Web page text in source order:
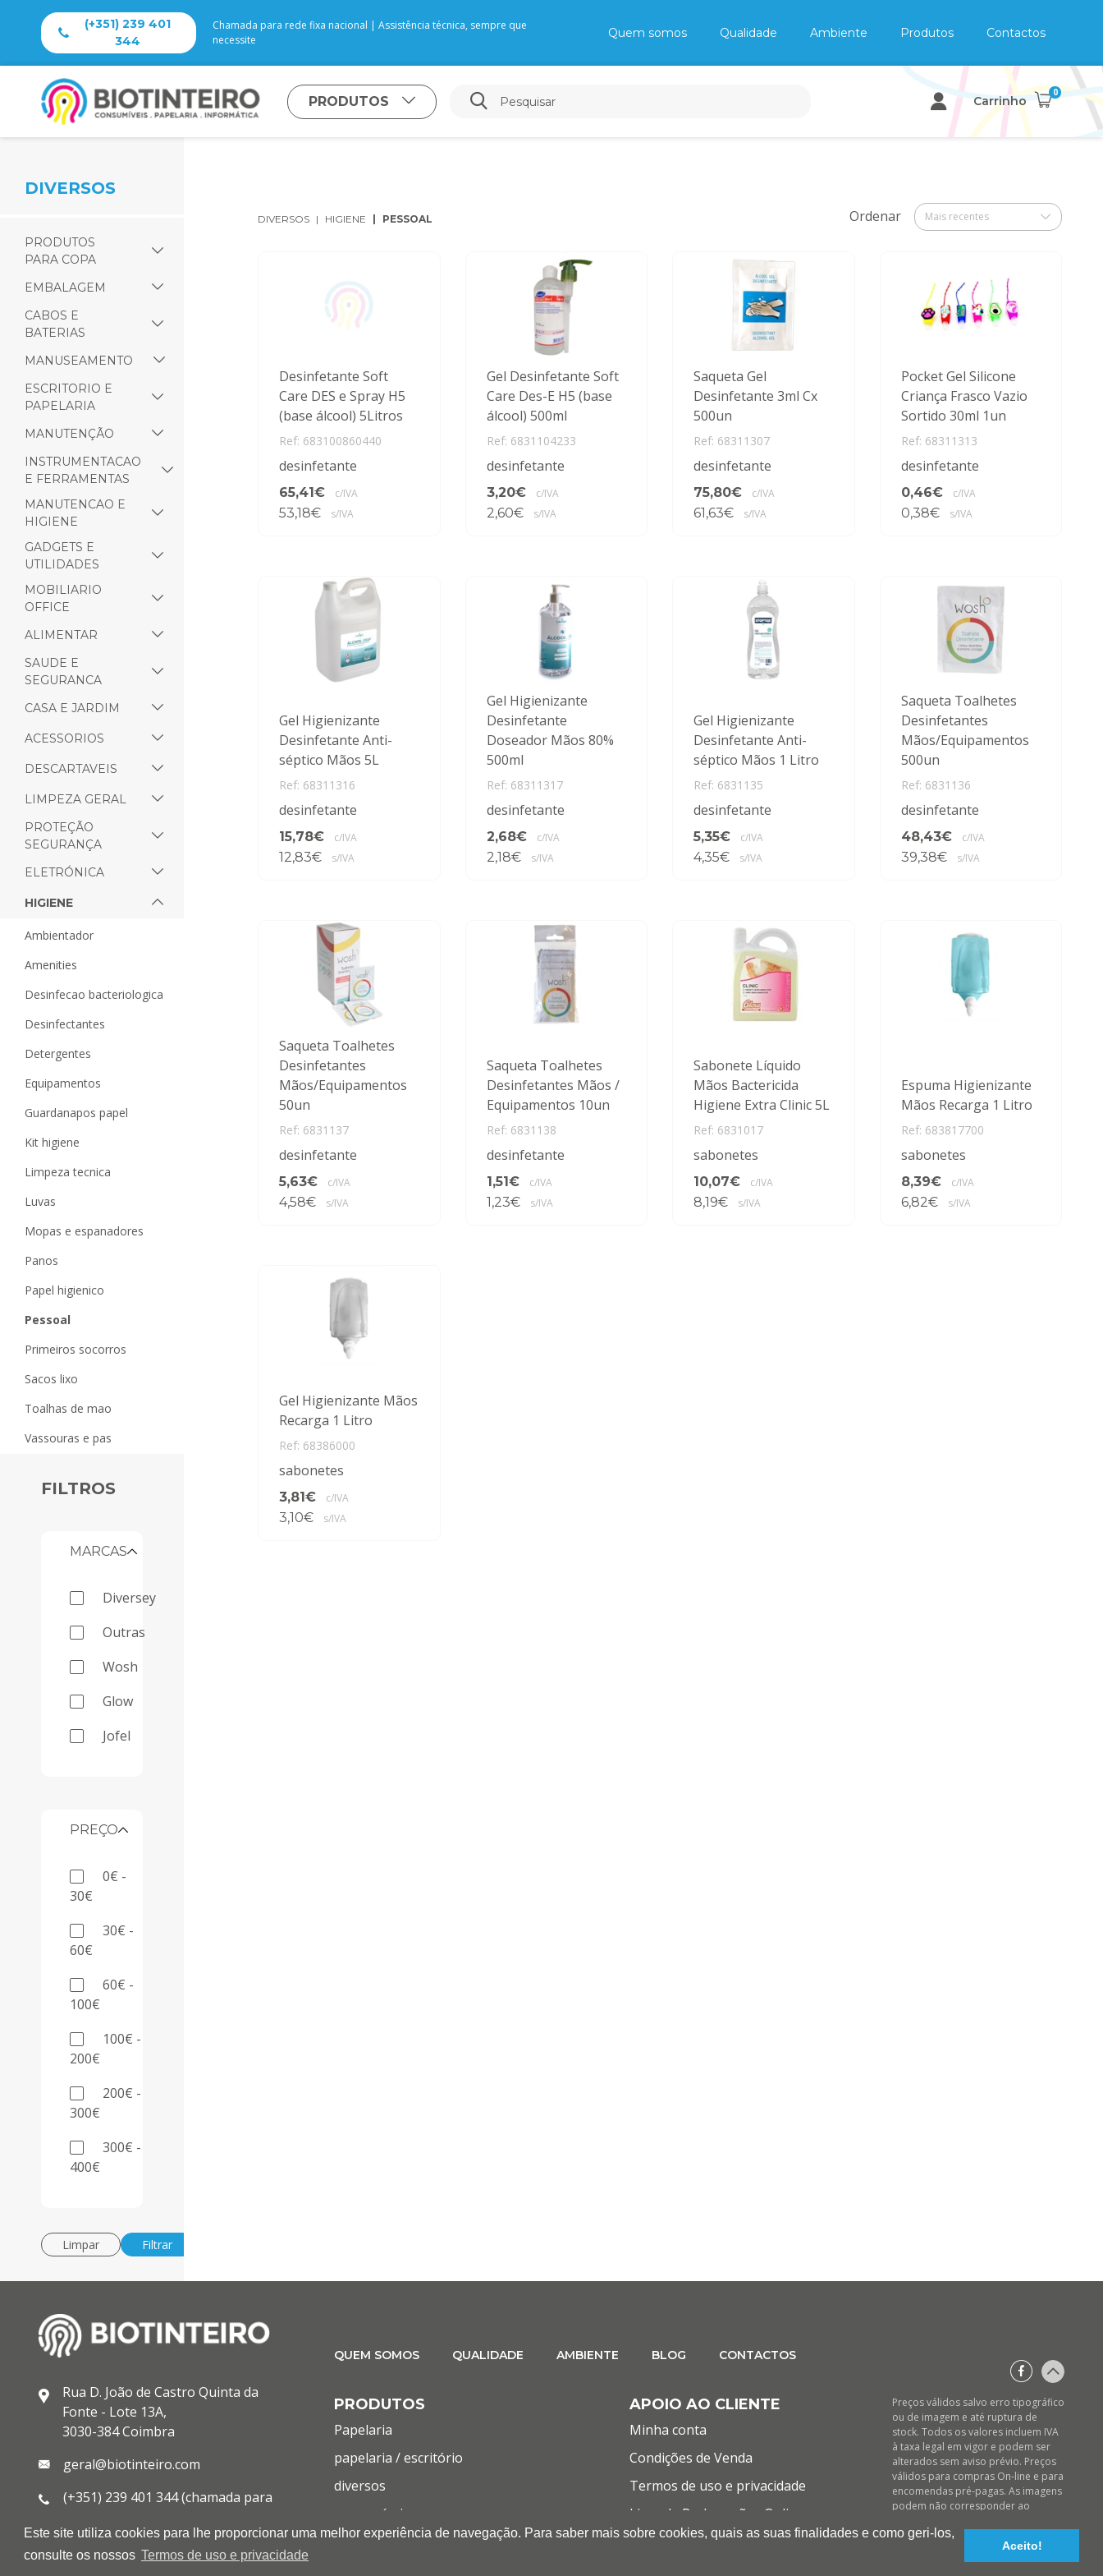
Este site utiliza cookies para lhe proporcionar uma melhor experiência de navegação. Para saber mais sobre cookies, quais as suas finalidades e como geri-los,
consulte os nossos Termos de uso e privacidade
Aceito!
(+351) 239 401
344
Chamada para rede fixa nacional | Assistência técnica, sempre que
necessite
Quem somos Qualidade Ambiente Produtos Contactos
PRODUTOS Carrinho
0
DIVERSOS
PRODUTOS
PARA COPA
EMBALAGEM
CABOS E
BATERIAS
MANUSEAMENTO
ESCRITORIO E
PAPELARIA
MANUTENÇÃO
INSTRUMENTACAO
E FERRAMENTAS
MANUTENCAO E
HIGIENE
GADGETS E
UTILIDADES
MOBILIARIO
OFFICE
ALIMENTAR
SAUDE E
SEGURANCA
CASA E JARDIM
ACESSORIOS
DESCARTAVEIS
LIMPEZA GERAL
PROTEÇÃO
SEGURANÇA
ELETRÓNICA
HIGIENE
ambientador
amenities
desinfecao bacteriologica
desinfectantes
detergentes
equipamentos
guardanapos papel
kit higiene
limpeza tecnica
luvas
mopas e espanadores
panos
papel higienico
pessoal
primeiros socorros
sacos lixo
toalhas de mao
vassouras e pas
FILTROS
MARCAS
diversey
outras
wosh
glow
jofel
PREÇO
0€ -
30€
30€ -
60€
60€ -
100€
100€ -
200€
200€ -
300€
300€ -
400€
Limpar Filtrar
DIVERSOS HIGIENE PESSOAL Ordenar Mais recentes
Desinfetante Soft
Care DES e Spray H5
(base álcool) 5Litros
Ref: 683100860440
desinfetante
65,41€ c/IVA
53,18€ s/IVA
Gel Desinfetante Soft
Care Des-E H5 (base
álcool) 500ml
Ref: 6831104233
desinfetante
3,20€ c/IVA
2,60€ s/IVA
Saqueta Gel
Desinfetante 3ml Cx
500un
Ref: 68311307
desinfetante
75,80€ c/IVA
61,63€ s/IVA
Pocket Gel Silicone
Criança Frasco Vazio
Sortido 30ml 1un
Ref: 68311313
desinfetante
0,46€ c/IVA
0,38€ s/IVA
Gel Higienizante
Desinfetante Anti-
séptico Mãos 5L
Ref: 68311316
desinfetante
15,78€ c/IVA
12,83€ s/IVA
Gel Higienizante
Desinfetante
Doseador Mãos 80%
500ml
Ref: 68311317
desinfetante
2,68€ c/IVA
2,18€ s/IVA
Gel Higienizante
Desinfetante Anti-
séptico Mãos 1 Litro
Ref: 6831135
desinfetante
5,35€ c/IVA
4,35€ s/IVA
Saqueta Toalhetes
Desinfetantes
Mãos/Equipamentos
500un
Ref: 6831136
desinfetante
48,43€ c/IVA
39,38€ s/IVA
Saqueta Toalhetes
Desinfetantes
Mãos/Equipamentos
50un
Ref: 6831137
desinfetante
5,63€ c/IVA
4,58€ s/IVA
Saqueta Toalhetes
Desinfetantes Mãos /
Equipamentos 10un
Ref: 6831138
desinfetante
1,51€ c/IVA
1,23€ s/IVA
Sabonete Líquido
Mãos Bactericida
Higiene Extra Clinic 5L
Ref: 6831017
sabonetes
10,07€ c/IVA
8,19€ s/IVA
Espuma Higienizante
Mãos Recarga 1 Litro
Ref: 683817700
sabonetes
8,39€ c/IVA
6,82€ s/IVA
Gel Higienizante Mãos
Recarga 1 Litro
Ref: 68386000
sabonetes
3,81€ c/IVA
3,10€ s/IVA
Rua D. João de Castro Quinta da
Fonte - Lote 13A,
3030-384 Coimbra
geral@biotinteiro.com
(+351) 239 401 344 (chamada para
(+351) 933 013 443 (chamada para
rede móvel nacional)
QUEM SOMOS QUALIDADE AMBIENTE BLOG CONTACTOS
PRODUTOS
Papelaria
papelaria / escritório
diversos
consumíveis
informática
APOIO AO CLIENTE
Minha conta
Condições de Venda
Termos de uso e privacidade
Livro de Reclamações Online
Preços válidos salvo erro tipográfico
ou de imagem e até ruptura de
stock. Todos os valores incluem IVA
à taxa legal em vigor e podem ser
alterados sem aviso prévio. Preços
válidos para compras On-line e para
encomendas pré-pagas. As imagens
podem não corresponder ao
declina qualquer responsabilidade
sobre eventuais erros nas
descrições e/ou referências dos